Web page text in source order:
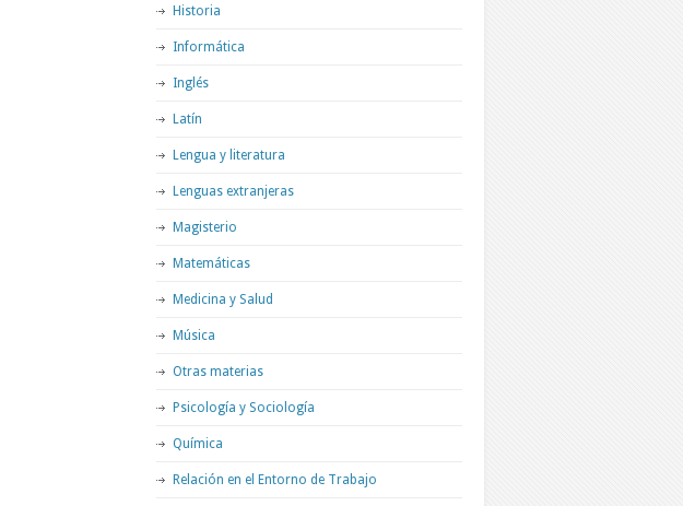
Historia
Informática
Inglés
Latín
Lengua y literatura
Lenguas extranjeras
Magisterio
Matemáticas
Medicina y Salud
Música
Otras materias
Psicología y Sociología
Química
Relación en el Entorno de Trabajo